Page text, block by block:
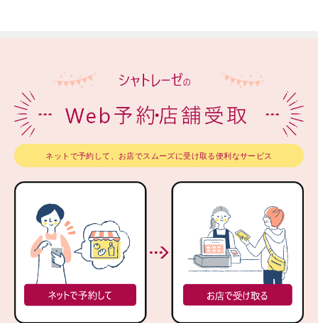
ネットで予約して、お店でスムーズに受け取る便利なサービス